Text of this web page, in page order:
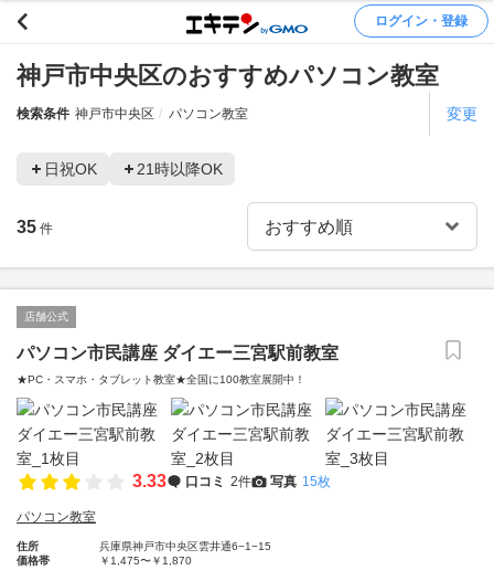
ログイン・登録
神戸市中央区のおすすめパソコン教室
検索条件 神戸市中央区 パソコン教室 変更
日祝OK 21時以降OK
35 件
店舗公式
パソコン市民講座 ダイエー三宮駅前教室
★PC・スマホ・タブレット教室★全国に100教室展開中！
3.33 口コミ 2件 写真 15枚
パソコン教室
住所
兵庫県神戸市中央区雲井通6−1−15
価格帯
￥1,475〜￥1,870